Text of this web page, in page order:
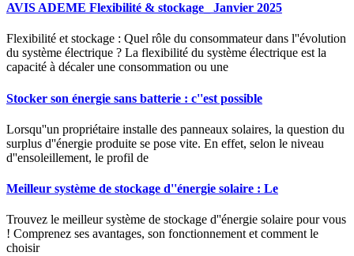
AVIS ADEME Flexibilité & stockage_ Janvier 2025
Flexibilité et stockage : Quel rôle du consommateur dans l''évolution
du système électrique ? La flexibilité du système électrique est la
capacité à décaler une consommation ou une
Stocker son énergie sans batterie : c''est possible
Lorsqu''un propriétaire installe des panneaux solaires, la question du
surplus d''énergie produite se pose vite. En effet, selon le niveau
d''ensoleillement, le profil de
Meilleur système de stockage d''énergie solaire : Le
Trouvez le meilleur système de stockage d''énergie solaire pour vous
! Comprenez ses avantages, son fonctionnement et comment le
choisir